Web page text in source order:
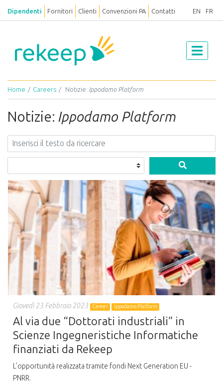
Dipendenti Fornitori Clienti Convenzioni PA Contatti EN FR
Home Careers Notizie: Ippodamo Platform
Notizie: Ippodamo Platform
Giovedì 23 Febbraio 2023 Career Ippodamo Platform
Al via due “Dottorati industriali” in
Scienze Ingegneristiche Informatiche
finanziati da Rekeep
L’opportunità realizzata tramite fondi Next Generation EU -
PNRR.